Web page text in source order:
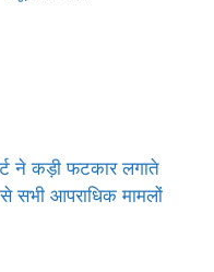
ने कड़ी फटकार लगाते
से सभी आपराधिक मामलों